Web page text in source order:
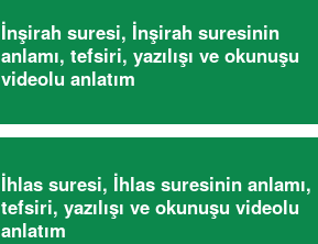
İnşirah suresi, İnşirah suresinin
anlamı, tefsiri, yazılışı ve okunuşu
videolu anlatım
İhlas suresi, İhlas suresinin anlamı,
tefsiri, yazılışı ve okunuşu videolu
anlatım